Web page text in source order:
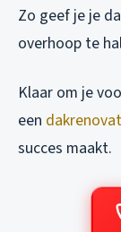
Zo geef je je
overhoop te
Klaar om je
een
succes maakt.